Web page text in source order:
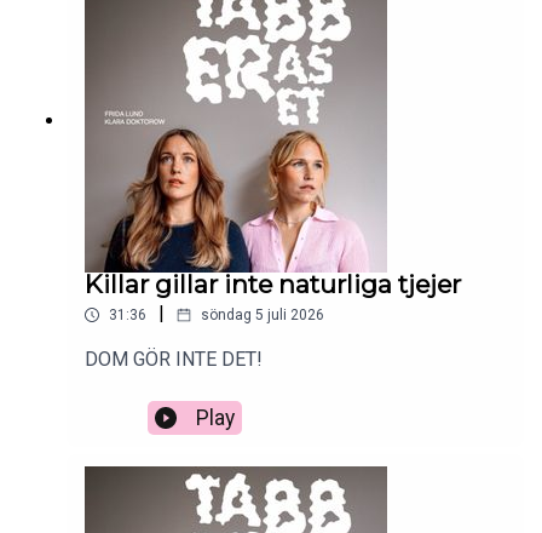
Killar gillar inte naturliga tjejer
31:36 söndag 5 juli 2026
DOM GÖR INTE DET!
Play